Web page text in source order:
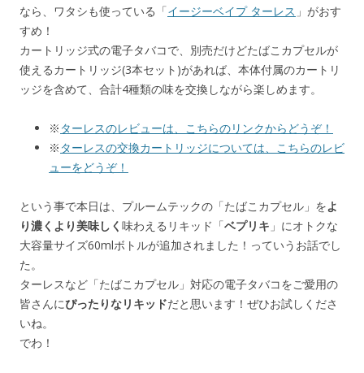
なら、ワタシも使っている「イージーベイプ ターレス 」がおす
すめ！
カートリッジ式の電子タバコで、別売だけどたばこカプセルが
使えるカートリッジ(3本セット)があれば、本体付属のカートリ
ッジを含めて、合計4種類の味を交換しながら楽しめます。
※ ターレスのレビューは、こちらのリンクからどうぞ！
※ ターレスの交換カートリッジについては、こちらのレビ
ューをどうぞ！
という事で本日は、プルームテックの「たばこカプセル」をよ
り濃くより美味しく 味わえるリキッド「ベプリキ 」にオトクな
大容量サイズ60mlボトルが追加されました！っていうお話でし
た。
ターレスなど「たばこカプセル」対応の電子タバコをご愛用の
皆さんにぴったりなリキッドだと思います！ぜひお試しくださ
いね。
でわ！